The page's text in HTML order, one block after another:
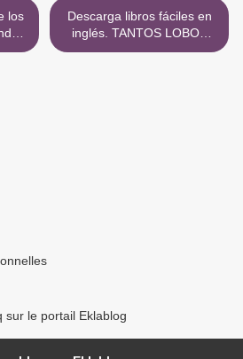
Descarga libros fáciles en
inglés. TANTOS LOBOS
9788423352999 in Spanish
sur le portail Eklablog